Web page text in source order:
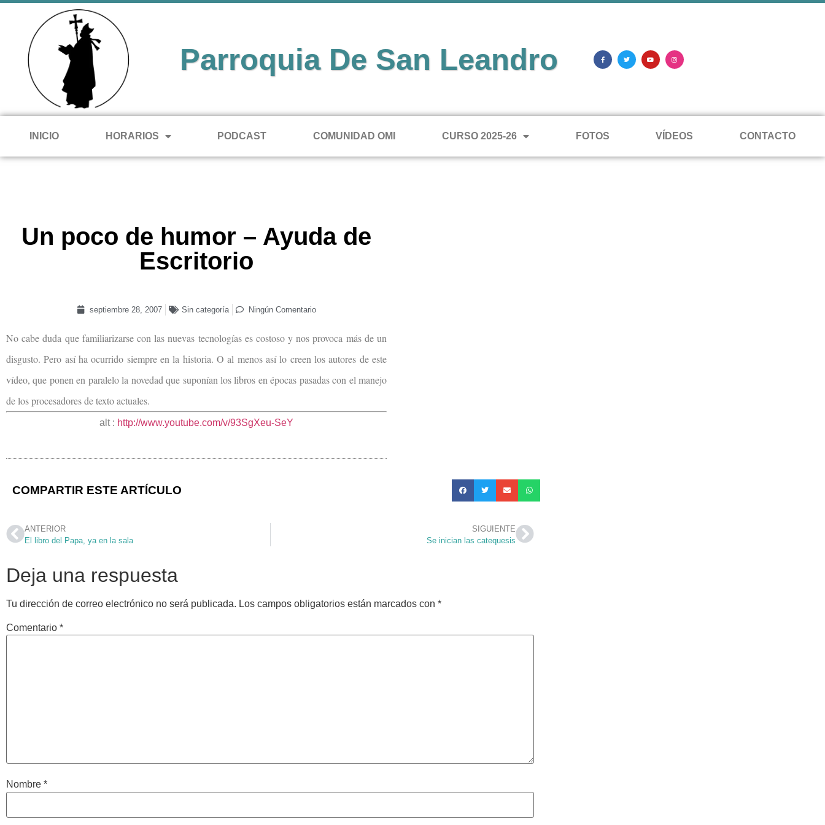
Parroquia De San Leandro
INICIO HORARIOS PODCAST COMUNIDAD OMI CURSO 2025-26 FOTOS VÍDEOS CONTACTO
Un poco de humor – Ayuda de
Escritorio
septiembre 28, 2007 Sin categoría Ningún Comentario
No cabe duda que familiarizarse con las nuevas tecnologías es costoso y nos provoca más de un
disgusto. Pero así ha ocurrido siempre en la historia. O al menos así lo creen los autores de este
vídeo, que ponen en paralelo la novedad que suponían los libros en épocas pasadas con el manejo
de los procesadores de texto actuales.
alt : http://www.youtube.com/v/93SgXeu-SeY
COMPARTIR ESTE ARTÍCULO
ANTERIOR
El libro del Papa, ya en la sala
SIGUIENTE
Se inician las catequesis
Deja una respuesta
Tu dirección de correo electrónico no será publicada. Los campos obligatorios están marcados con *
Comentario *
Nombre *